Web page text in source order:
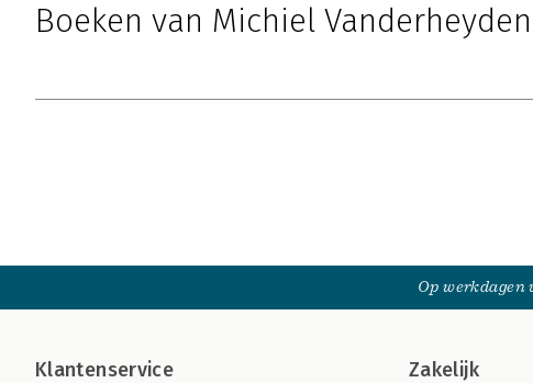
Boeken van Michiel Vanderheyden
Op werkdagen
Klantenservice Zakelijk